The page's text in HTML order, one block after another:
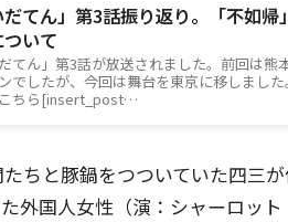
だてん」第3話振り返り。「不如
いて
だてん」第3話が放送されました。前回は
でしたが、今回は舞台を東京に移しまし
ちら[insert_post…
ちと豚鍋をつついていた四三
外国人女性（演：シャーロッ